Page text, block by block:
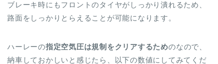
ブレーキ時にもフロントのタイヤがしっかり潰れるため、
路面をしっかりとらえることが可能になります。
ハーレーの指定空気圧は規制をクリアするためのなので、
納車しておかしいと感じたら、以下の数値にしてみてくだ